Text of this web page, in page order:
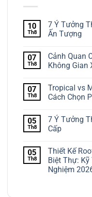
10
Th8
7 Ý Tưởng
Ấn Tượng
07
Th8
Cảnh Quan
Không Gian
07
Th8
Tropical vs
Cách Chọn
05
Th8
7 Ý Tưởng
Cấp
05
Th8
Thiết Kế
Biệt Thự:
Nghiệm